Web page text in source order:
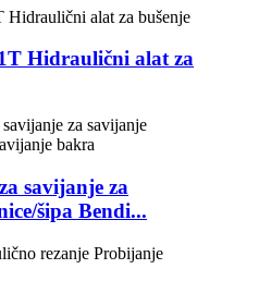
Hidraulični alat za
savijanje za
šipa Bendi...